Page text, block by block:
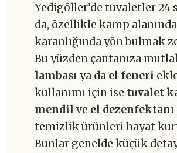
Yedigöller’de tuvaletler 24
da, özellikle kamp
karanlığında yön bulmak
Bu yüzden çantanıza
lambası ya da el feneri
kullanımı için ise tuvalet
mendil ve el dezenfektanı
temizlik ürünleri hayat
Bunlar genelde küçük